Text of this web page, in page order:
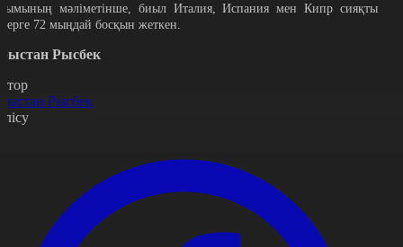
мәліметінше, биыл Италия, Испания мен Кипр сияқты
72 мыңдай босқын жеткен.
Рысбек
Рысбек